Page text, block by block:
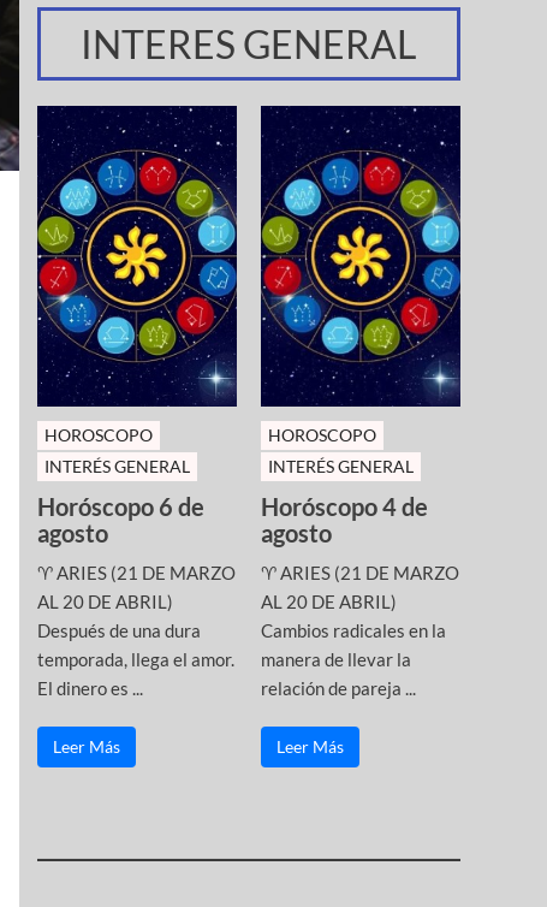
INTERES GENERAL
HOROSCOPO
INTERÉS GENERAL
Horóscopo 6 de
agosto
♈ ARIES (21 DE MARZO
AL 20 DE ABRIL)
Después de una dura
temporada, llega el amor.
El dinero es ...
Leer Más
HOROSCOPO
INTERÉS GENERAL
Horóscopo 4 de
agosto
♈ ARIES (21 DE MARZO
AL 20 DE ABRIL)
Cambios radicales en la
manera de llevar la
relación de pareja ...
Leer Más